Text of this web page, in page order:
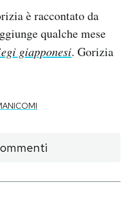
è raccontato da
qualche mese
giapponesi. Gorizia